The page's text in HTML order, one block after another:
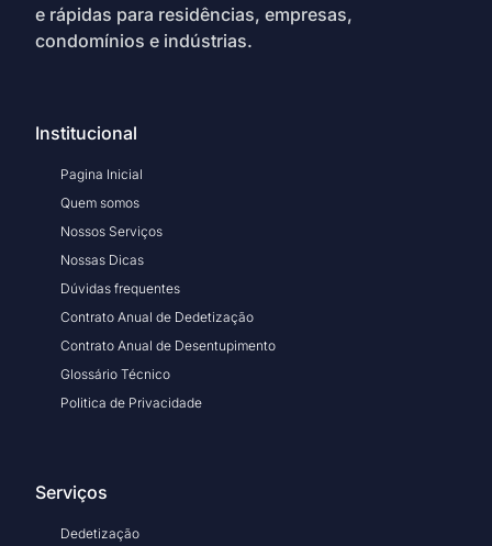
e rápidas para residências, empresas,
condomínios e indústrias.
Institucional
Pagina Inicial
Quem somos
Nossos Serviços
Nossas Dicas
Dúvidas frequentes
Contrato Anual de Dedetização
Contrato Anual de Desentupimento
Glossário Técnico
Politica de Privacidade
Serviços
Dedetização